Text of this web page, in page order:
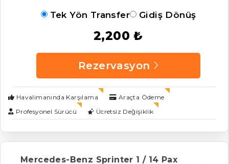
Tek Yön Transfer Gidiş Dönüş
2,200 ₺
Rezervasyon
Havalimanında Karşılama
Araçta Ödeme
Profesyonel Sürücü
Ücretsiz Değişiklik
Mercedes-Benz Sprinter 1 / 14 Pax